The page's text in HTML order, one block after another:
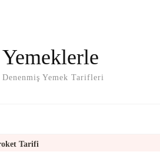
Yemeklerle
Denenmiş Yemek Tarifleri
Tarifi